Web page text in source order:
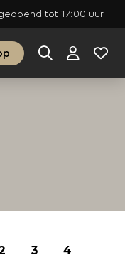
tot 17:00 uur
3 4